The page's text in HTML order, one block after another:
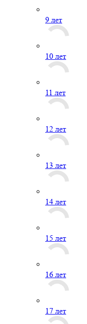
9 лет
10 лет
11 лет
12 лет
13 лет
14 лет
15 лет
16 лет
17 лет